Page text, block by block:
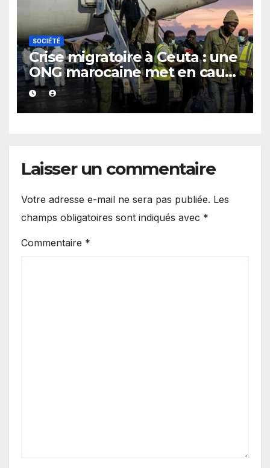
SOCIÉTÉ
Crise migratoire à Ceuta : une
ONG marocaine met en cause
les responsabilités de Rabat
et de Madrid
Laisser un commentaire
Votre adresse e-mail ne sera pas publiée. Les
champs obligatoires sont indiqués avec *
Commentaire *